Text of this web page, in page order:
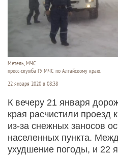
Метель, МЧС.
пресс-служба ГУ МЧС по Алтайскому краю.
22 января 2020 в 08:38
К вечеру 21 января
края расчистили проезд
из-за снежных заносов
населенных пункта.
ухудшение погоды, и 22